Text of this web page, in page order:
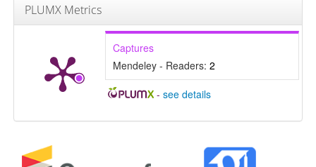
PLUMX Metrics
Captures
Mendeley - Readers: 2
-see details